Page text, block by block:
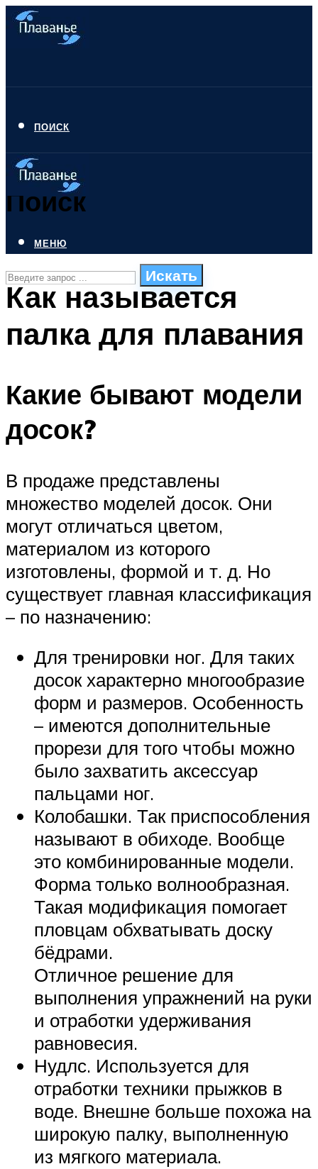
ПОИСК
Поиск
Искать
ПЛАВАНЬЕ ДЛЯ ДЕТЕЙ
ОЧИСТКА БАССЕЙНОВ
МЕНЮ
Как называется
палка для плавания
Какие бывают модели
досок?
В продаже представлены
множество моделей досок. Они
могут отличаться цветом,
материалом из которого
изготовлены, формой и т. д. Но
существует главная классификация
– по назначению:
Для тренировки ног. Для таких
досок характерно многообразие
форм и размеров. Особенность
– имеются дополнительные
прорези для того чтобы можно
было захватить аксессуар
пальцами ног.
Колобашки. Так приспособления
называют в обиходе. Вообще
это комбинированные модели.
Форма только волнообразная.
Такая модификация помогает
пловцам обхватывать доску
бёдрами.
Отличное решение для
выполнения упражнений на руки
и отработки удерживания
равновесия.
Нудлс. Используется для
отработки техники прыжков в
воде. Внешне больше похожа на
широкую палку, выполненную
из мягкого материала.